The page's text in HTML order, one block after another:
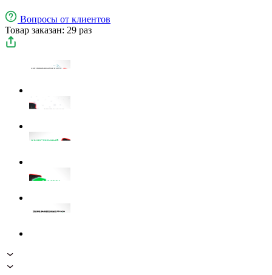
Вопросы от клиентов
Товар заказан: 29 раз